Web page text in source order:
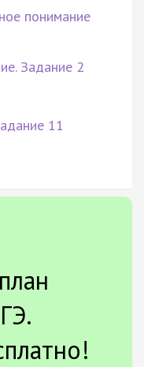
понимание
Задание 2
11